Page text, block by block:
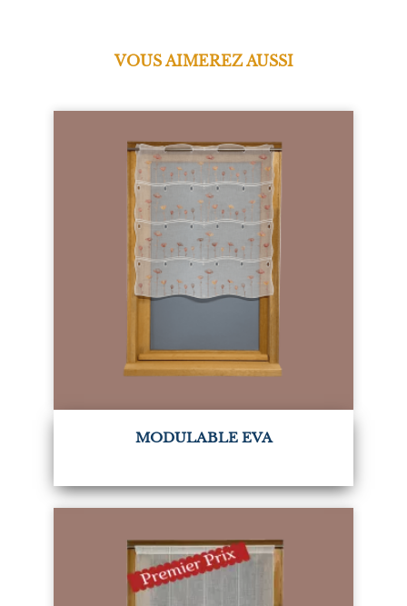
VOUS AIMEREZ AUSSI
MODULABLE EVA